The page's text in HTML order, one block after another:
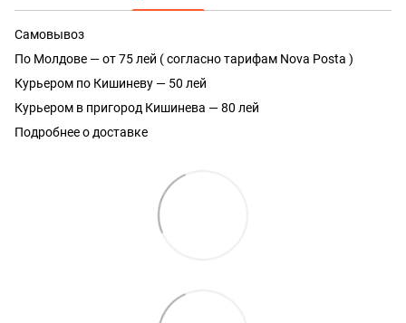
Самовывоз
По Молдове — от 75 лей ( согласно тарифам Nova Posta )
Курьером по Кишиневу — 50 лей
Курьером в пригород Кишинева — 80 лей
Подробнее о доставке